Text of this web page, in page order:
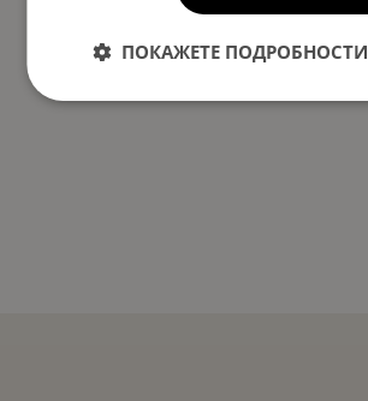
ПОКАЖЕТЕ ПОДРОБНОСТИ